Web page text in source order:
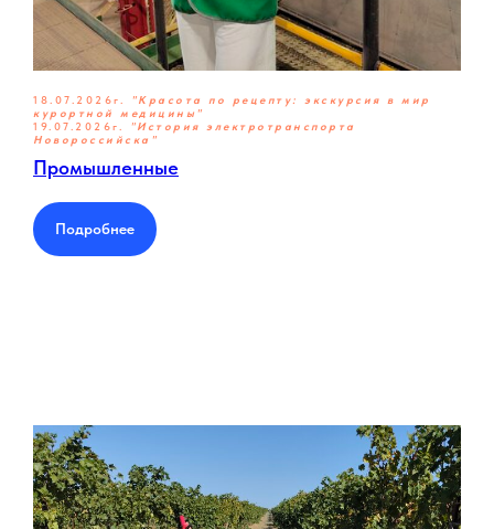
18.07.2026г.
"Красота по рецепту: экскурсия в мир
курортной медицины"
19.07.2026г.
"История электротранспорта
Новороссийска"
Промышленные
Подробнее